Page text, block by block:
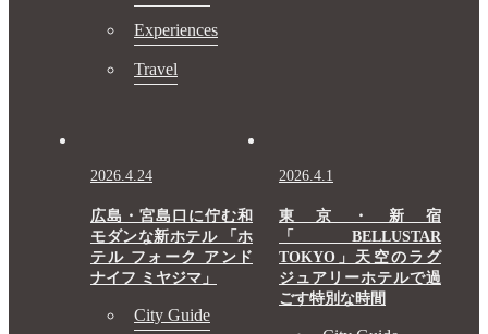
Experiences
Travel
2026.4.24
広島・宮島口に佇む和
モダンな新ホテル 「ホ
テル フォーク アンド
ナイフ ミヤジマ」
City Guide
2026.4.1
東京・新宿
「BELLUSTAR
TOKYO」天空のラグ
ジュアリーホテルで過
ごす特別な時間